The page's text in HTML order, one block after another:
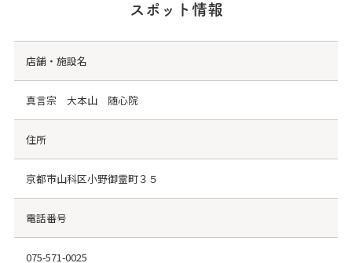
スポット情報
店舗・施設名
真言宗 大本山 随心院
住所
京都市山科区小野御霊町３５
電話番号
075-571-0025